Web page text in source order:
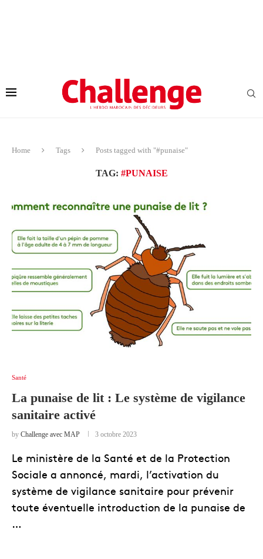
Home Tags Posts tagged with "#punaise"
TAG: #PUNAISE
Santé
La punaise de lit : Le système de vigilance
sanitaire activé
by Challenge avec MAP 3 octobre 2023
Le ministère de la Santé et de la Protection
Sociale a annoncé, mardi, l’activation du
système de vigilance sanitaire pour prévenir
toute éventuelle introduction de la punaise de
…